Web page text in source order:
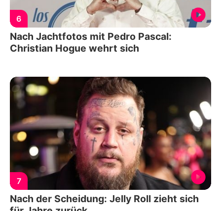
6
Nach Jachtfotos mit Pedro Pascal:
Christian Hogue wehrt sich
7
Nach der Scheidung: Jelly Roll zieht sich